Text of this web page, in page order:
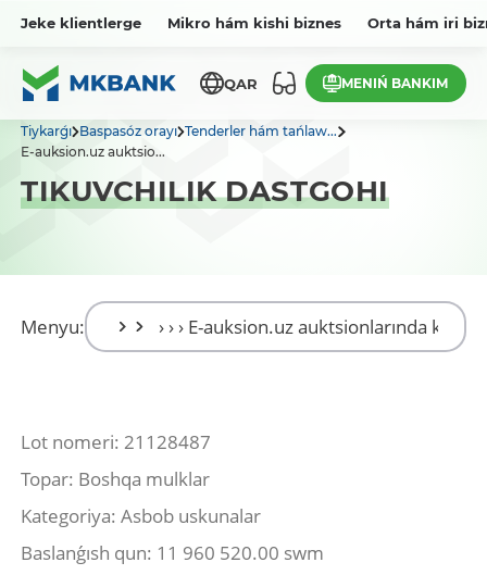
Jeke klientlerge Mikro hám kishi biznes Orta hám iri
QAR MENIŃ BANKIM
Tiykarǵı Baspasóz orayı Tenderler hám tańlaw...
E-auksion.uz auktsio...
TIKUVCHILIK DASTGOHI
Menyu:
Lot nomeri: 21128487
Topar: Boshqa mulklar
Kategoriya: Asbob uskunalar
Baslanǵısh qun: 11 960 520.00 swm